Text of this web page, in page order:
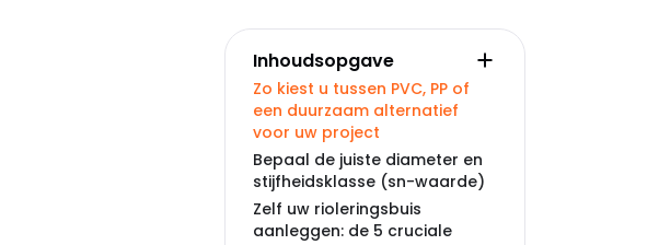
Inhoudsopgave
Zo kiest u tussen PVC, PP of
een duurzaam alternatief
voor uw project
Bepaal de juiste diameter en
stijfheidsklasse (sn-waarde)
Zelf uw rioleringsbuis
aanleggen: de 5 cruciale